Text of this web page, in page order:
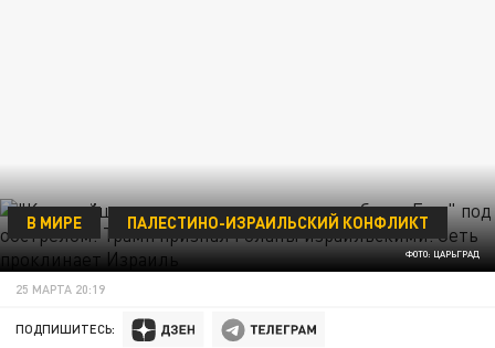
ФОТО: ЦАРЬГРАД
В МИРЕ ПАЛЕСТИНО-ИЗРАИЛЬСКИЙ КОНФЛИКТ
25 МАРТА 20:19
ПОДПИШИТЕСЬ: